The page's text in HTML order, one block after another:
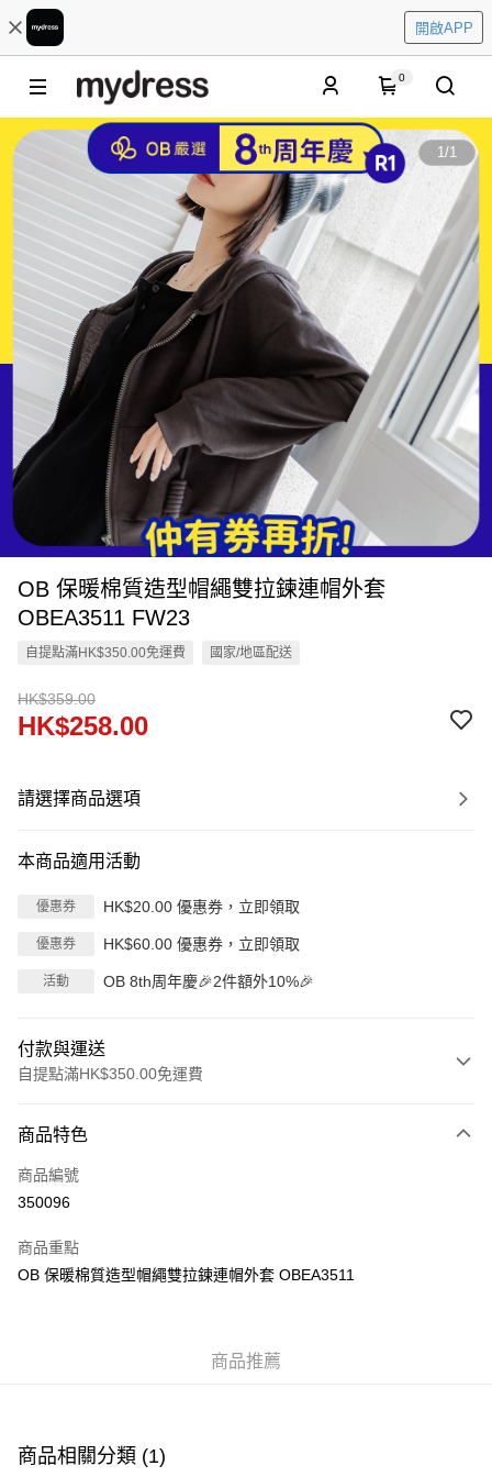
開啟APP
0
1/1
OB 保暖棉質造型帽繩雙拉鍊連帽外套
OBEA3511 FW23
自提點滿HK$350.00免運費 國家/地區配送
HK$359.00
HK$258.00
請選擇商品選項
本商品適用活動
優惠券 HK$20.00 優惠券，立即領取
優惠券 HK$60.00 優惠券，立即領取
活動 OB 8th周年慶🎉2件額外10%🎉
付款與運送
自提點滿HK$350.00免運費
信用卡
Apple Pay
PayMe
付款後順豐站及營業點
商品特色
商品編號
350096
商品重點
OB 保暖棉質造型帽繩雙拉鍊連帽外套 OBEA3511
商品推薦
商品相關分類 (1)